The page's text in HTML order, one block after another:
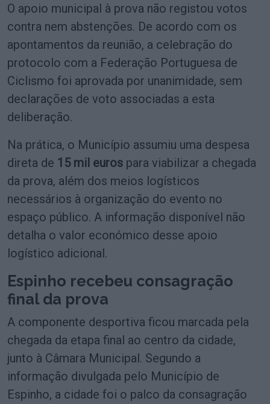
O apoio municipal à prova não registou votos
contra nem abstenções. De acordo com os
apontamentos da reunião, a celebração do
protocolo com a Federação Portuguesa de
Ciclismo foi aprovada por unanimidade, sem
declarações de voto associadas a esta
deliberação.
Na prática, o Município assumiu uma despesa
direta de 15 mil euros para viabilizar a chegada
da prova, além dos meios logísticos
necessários à organização do evento no
espaço público. A informação disponível não
detalha o valor económico desse apoio
logístico adicional.
Espinho recebeu consagração
final da prova
A componente desportiva ficou marcada pela
chegada da etapa final ao centro da cidade,
junto à Câmara Municipal. Segundo a
informação divulgada pelo Município de
Espinho, a cidade foi o palco da consagração